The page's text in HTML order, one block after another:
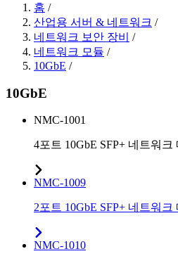
홈 /
산업용 서버 & 네트워크 /
네트워크 보안 장비
/
네트워크 모듈 /
10GbE /
10GbE
NMC-1001
4포트 10GbE SFP+ 네트워크
NMC-1009
2포트 10GbE SFP+ 네트워크
NMC-1010